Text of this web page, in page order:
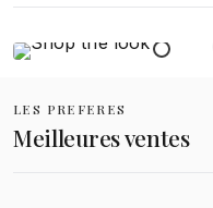
LES PREFERES
Meilleures ventes